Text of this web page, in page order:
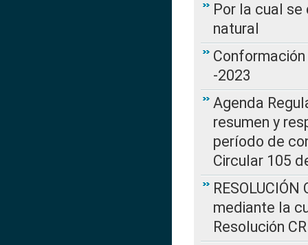
Por la cual
natural
-2023
Agenda
resumen y
período de
Circular 105
mediante la
Resolución